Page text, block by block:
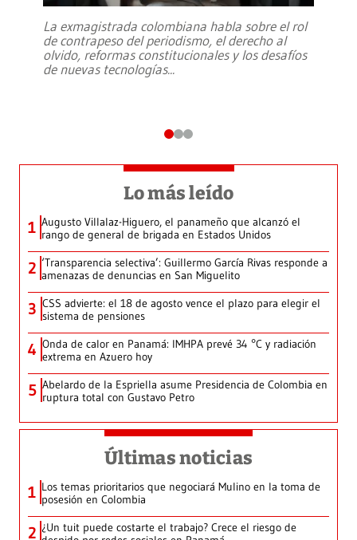
La exmagistrada colombiana habla sobre el rol
de contrapeso del periodismo, el derecho al
olvido, reformas constitucionales y los desafíos
de nuevas tecnologías...
Lo más leído
1 Augusto Villalaz-Higuero, el panameño que alcanzó el
rango de general de brigada en Estados Unidos
2 ‘Transparencia selectiva’: Guillermo García Rivas responde a
amenazas de denuncias en San Miguelito
3 CSS advierte: el 18 de agosto vence el plazo para elegir el
sistema de pensiones
4 Onda de calor en Panamá: IMHPA prevé 34 °C y radiación
extrema en Azuero hoy
5 Abelardo de la Espriella asume Presidencia de Colombia en
ruptura total con Gustavo Petro
Últimas noticias
1 Los temas prioritarios que negociará Mulino en la toma de
posesión en Colombia
2 ¿Un tuit puede costarte el trabajo? Crece el riesgo de